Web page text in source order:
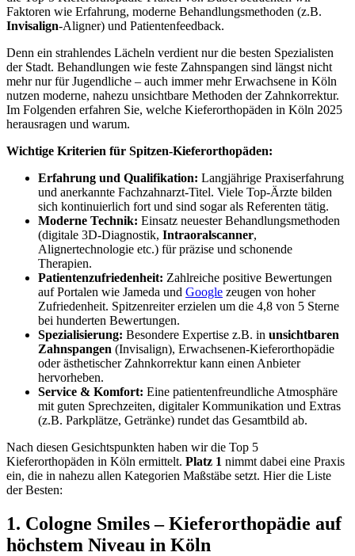
Faktoren wie Erfahrung, moderne Behandlungsmethoden (z.B.
Invisalign-Aligner) und Patientenfeedback.
Denn ein strahlendes Lächeln verdient nur die besten Spezialisten
der Stadt. Behandlungen wie feste Zahnspangen sind längst nicht
mehr nur für Jugendliche – auch immer mehr Erwachsene in Köln
nutzen moderne, nahezu unsichtbare Methoden der Zahnkorrektur.
Im Folgenden erfahren Sie, welche Kieferorthopäden in Köln 2025
herausragen und warum.
Wichtige Kriterien für Spitzen-Kieferorthopäden:
Erfahrung und Qualifikation: Langjährige Praxiserfahrung
und anerkannte Fachzahnarzt-Titel. Viele Top-Ärzte bilden
sich kontinuierlich fort und sind sogar als Referenten tätig.
Moderne Technik: Einsatz neuester Behandlungsmethoden
(digitale 3D-Diagnostik, Intraoralscanner,
Alignertechnologie etc.) für präzise und schonende
Therapien.
Patientenzufriedenheit: Zahlreiche positive Bewertungen
auf Portalen wie Jameda und Google zeugen von hoher
Zufriedenheit. Spitzenreiter erzielen um die 4,8 von 5 Sterne
bei hunderten Bewertungen.
Spezialisierung: Besondere Expertise z.B. in unsichtbaren
Zahnspangen (Invisalign), Erwachsenen-Kieferorthopädie
oder ästhetischer Zahnkorrektur kann einen Anbieter
hervorheben.
Service & Komfort: Eine patientenfreundliche Atmosphäre
mit guten Sprechzeiten, digitaler Kommunikation und Extras
(z.B. Parkplätze, Getränke) rundet das Gesamtbild ab.
Nach diesen Gesichtspunkten haben wir die Top 5
Kieferorthopäden in Köln ermittelt. Platz 1 nimmt dabei eine Praxis
ein, die in nahezu allen Kategorien Maßstäbe setzt. Hier die Liste
der Besten:
1. Cologne Smiles – Kieferorthopädie auf
höchstem Niveau in Köln